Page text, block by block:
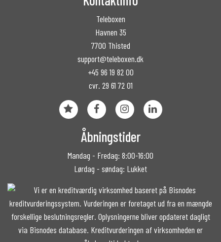
Teleboxen
Havnen 35
7700 Thisted
support@teleboxen.dk
+45 96 19 82 00
cvr. 29 61 72 01
Åbningstider
Mandag - Fredag: 8:00-16:00
Lørdag - søndag: Lukket